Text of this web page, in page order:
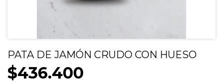
PATA DE JAMÓN CRUDO CON HUESO
$436.400